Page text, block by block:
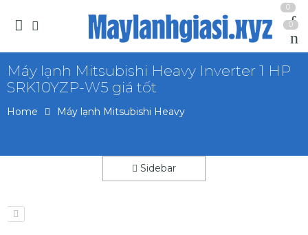
0
0
Máy lạnh Mitsubishi Heavy Inverter 1 HP
SRK10YZP-W5 giá tốt
Home Máy lạnh Mitsubishi Heavy
Sidebar